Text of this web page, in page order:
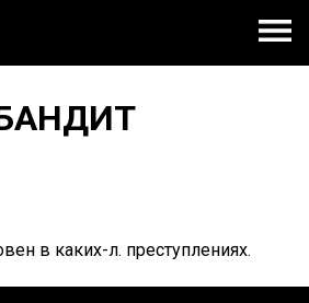
в каких-л. преступлениях.